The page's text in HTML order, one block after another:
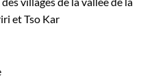
et Tso Kar